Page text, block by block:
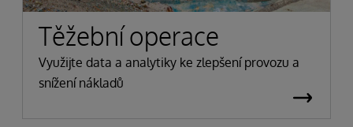
Těžební operace
Využijte data a analytiky ke zlepšení provozu a
snížení nákladů